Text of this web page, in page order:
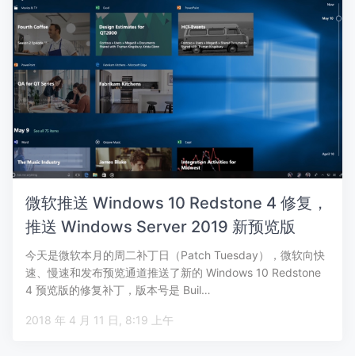
微软推送 Windows 10 Redstone 4 修复，
推送 Windows Server 2019 新预览版
今天是微软本月的周二补丁日（Patch Tuesday），微软向快
速、慢速和发布预览通道推送了新的 Windows 10 Redstone
4 预览版的修复补丁，版本号是 Buil…
2018 年 4 月 11 日, 8:19 上午